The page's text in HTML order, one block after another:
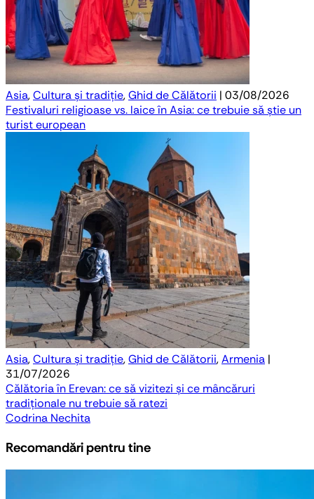
Asia,Cultura și tradiție,Ghid de Călătorii | 03/08/2026
Festivaluri religioase vs. laice în Asia: ce trebuie să știe un
turist european
Asia,Cultura și tradiție,Ghid de Călătorii,Armenia |
31/07/2026
Călătoria în Erevan: ce să vizitezi și ce mâncăruri
tradiționale nu trebuie să ratezi
Codrina Nechita
Recomandări pentru tine